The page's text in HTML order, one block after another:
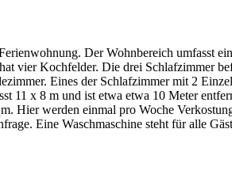
Der Wohnbereich umfasst
vier Kochfelder. Die drei Schlafzimmer
Eines der Schlafzimmer mit 2
x 8 m und ist etwa etwa 10 Meter
Hier werden einmal pro Woche
Eine Waschmaschine steht für alle